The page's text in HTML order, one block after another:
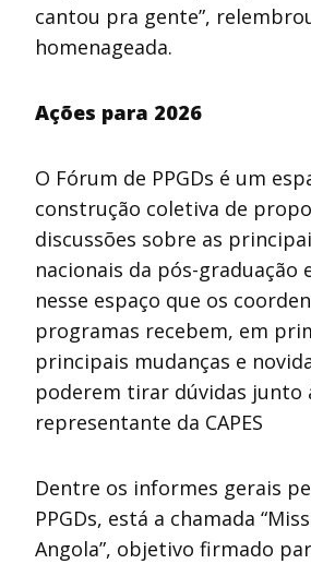
cantou pra gente”,
homenageada.
Ações para 2026
O Fórum de PPGDs é um
construção coletiva de
discussões sobre as
nacionais da pós-graduação
nesse espaço que os
programas recebem, em
principais mudanças e
poderem tirar dúvidas junto
representante da CAPES
Dentre os informes gerais
PPGDs, está a chamada
Angola”, objetivo firmado